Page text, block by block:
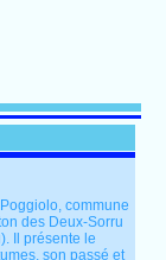
commune
des Deux-Sorru
Il présente le
son passé et